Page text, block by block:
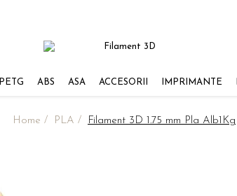
PETG ABS ASA ACCESORII IMPRIMANTE
Home / PLA / Filament 3D 1.75 mm Pla Alb1Kg